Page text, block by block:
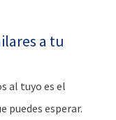
a tu
al tuyo es el
puedes esperar.